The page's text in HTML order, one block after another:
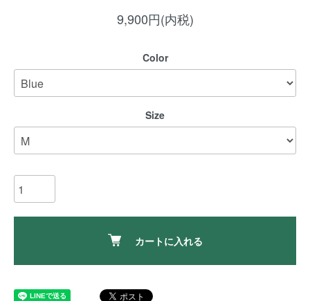
9,900円(内税)
Color
Size
カートに入れる